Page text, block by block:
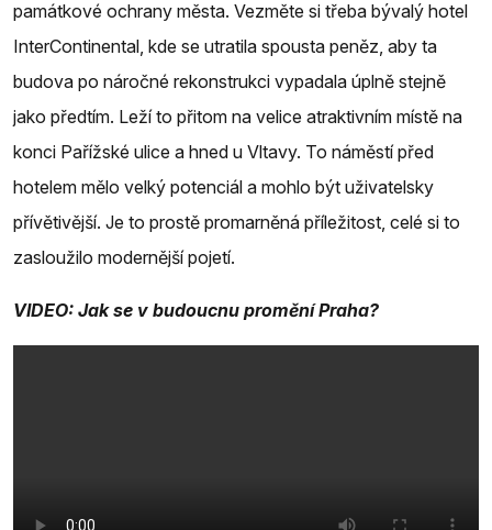
památkové ochrany města. Vezměte si třeba bývalý hotel
InterContinental, kde se utratila spousta peněz, aby ta
budova po náročné rekonstrukci vypadala úplně stejně
jako předtím. Leží to přitom na velice atraktivním místě na
konci Pařížské ulice a hned u Vltavy. To náměstí před
hotelem mělo velký potenciál a mohlo být uživatelsky
přívětivější. Je to prostě promarněná příležitost, celé si to
zasloužilo modernější pojetí.
VIDEO: Jak se v budoucnu promění Praha?